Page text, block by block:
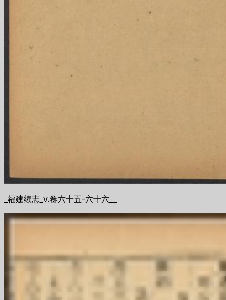
_福建续志_v.卷六十五-六十六__